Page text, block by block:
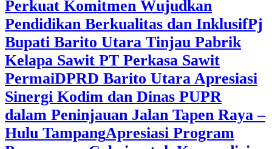
Perkuat Komitmen Wujudkan
Pendidikan Berkualitas dan InklusifPj
Bupati Barito Utara Tinjau Pabrik
Kelapa Sawit PT Perkasa Sawit
PermaiDPRD Barito Utara Apresiasi
Sinergi Kodim dan Dinas PUPR
dalam Peninjauan Jalan Tapen Raya –
Hulu TampangApresiasi Program